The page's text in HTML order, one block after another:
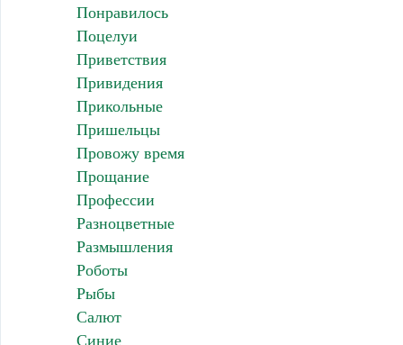
Понравилось
Поцелуи
Приветствия
Привидения
Прикольные
Пришельцы
Провожу время
Прощание
Профессии
Разноцветные
Размышления
Роботы
Рыбы
Салют
Синие